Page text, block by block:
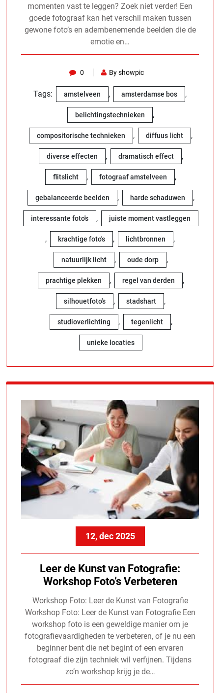
momenten vast te leggen? Zoek niet verder! Een
goede fotograaf kan het verschil maken tussen
gewone foto’s en adembenemende beelden die de
emotie en…
0 By showpic
Tags: amstelveen , amsterdamse bos ,
belichtingstechnieken ,
compositorische technieken , diffuus licht ,
diverse effecten , dramatisch effect ,
flitslicht , fotograaf amstelveen ,
gebalanceerde beelden , harde schaduwen ,
interessante foto's , juiste moment vastleggen
, krachtige foto's , lichtbronnen ,
natuurlijk licht , oude dorp ,
prachtige plekken , regel van derden ,
silhouetfoto's , stadshart ,
studioverlichting , tegenlicht ,
unieke locaties
12, dec 2025
Leer de Kunst van Fotografie:
Workshop Foto’s Verbeteren
Workshop Foto: Leer de Kunst van Fotografie
Workshop Foto: Leer de Kunst van Fotografie Een
workshop foto is een geweldige manier om je
fotografievaardigheden te verbeteren, of je nu een
beginner bent die net begint of een ervaren
fotograaf die zijn techniek wil verfijnen. Tijdens
zo’n workshop krijg je de…